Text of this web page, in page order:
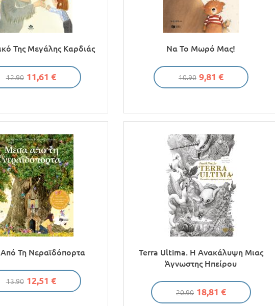
Της Mεγάλης Kαρδιάς
12.90 11,61 €
Να Το Μωρό Μας!
10.90 9,81 €
Τη Νεραϊδόπορτα
13.90 12,51 €
Terra Ultima. Η Ανακάλυψη Μιας
Άγνωστης Ηπείρου
20.90 18,81 €